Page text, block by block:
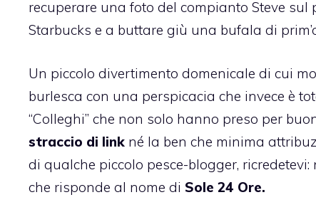
recuperare una foto del compianto Steve
Starbucks e a buttare giù una bufala di
Un piccolo divertimento domenicale di cui
burlesca con una perspicacia che invece è
“Colleghi” che non solo hanno preso per
straccio di link né la ben che minima
di qualche piccolo pesce-blogger,
che risponde al nome di Sole 24 Ore.